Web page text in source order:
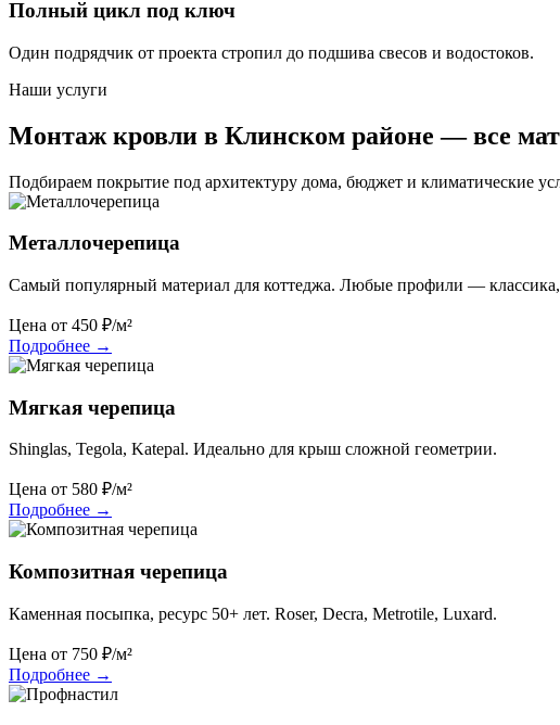
Полный цикл под ключ
Один подрядчик от проекта стропил до подшива свесов и водостоков.
Наши услуги
Монтаж кровли в Клинском районе — все
Подбираем покрытие под архитектуру дома, бюджет и климатические
Металлочерепица
Самый популярный материал для коттеджа. Любые профили —
Цена от 450 ₽/м²
Подробнее →
Мягкая черепица
Shinglas, Tegola, Katepal. Идеально для крыш сложной геометрии.
Цена от 580 ₽/м²
Подробнее →
Композитная черепица
Каменная посыпка, ресурс 50+ лет. Roser, Decra, Metrotile, Luxard.
Цена от 750 ₽/м²
Подробнее →